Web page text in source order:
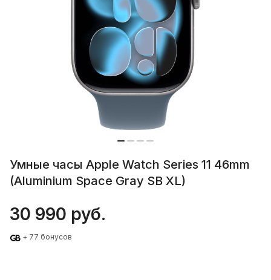
Умные часы Apple Watch Series 11 46mm
(Aluminium Space Gray SB XL)
30 990 руб.
+ 77 бонусов